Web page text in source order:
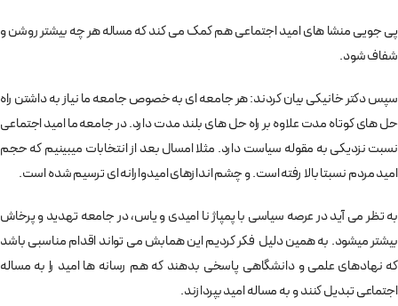
پی جویی منشا های امید اجتماعی هم کمک می کند که مساله هر چه بیشتر روشن و
شفاف شود.
سپس دکتر خانیکی بیان کردند:‌ هر جامعه ای به خصوص جامعه ما نیاز به داشتن راه
حل های کوتاه مدت علاوه بر راه حل های بلند مدت دارد. در جامعه ما امید اجتماعی
نسبت نزدیکی به مقوله سیاست دارد. مثلا امسال بعد از انتخابات میبینیم که حجم
امید مردم نسبتا بالا رفته است. و چشم اندازهای امیدوارانه ای ترسیم شده است.
به تظر می آید در عرصه سیاسی با پمپاژ نا امیدی و یاس، در جامعه تهدید و پرخاش
بیشتر میشود. به همین دلیل فکر کردیم این همابش می تواند اقدام مناسبی باشد
که نهادهای علمی و دانشگاهی پاسخی بدهند که هم رسانه ها امید را به مساله
اجتماعی تبدیل کنند و به مساله امید بپردازند.